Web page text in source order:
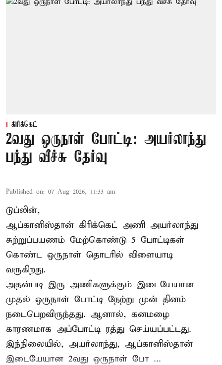
கிரிக்கெட்
2வது ஒருநாள் போட்டி: அயர்லாந்து
பந்து வீச்சு தேர்வு
Published on: 07 Aug 2026, 11:33 am
டுப்லின்,
ஆப்கானிஸ்தான் கிரிக்கெட் அணி அயர்லாந்து
சுற்றுப்பயணம் மேற்கொண்டு 5 போட்டிகள்
கொண்ட ஒருநாள் தொடரில் விளையாடி
வருகிறது.
அதன்படி இரு அணிகளுக்கும் இடையேயான
முதல் ஒருநாள் போட்டி நேற்று முன் தினம்
நடைபெறவிருந்தது. ஆனால், கனமழை
காரணமாக அப்போட்டி ரத்து செய்யப்பட்டது.
இந்நிலையில், அயர்லாந்து, ஆப்கானிஸ்தான்
இடையேயான 2வது ஒருநாள் போ ...